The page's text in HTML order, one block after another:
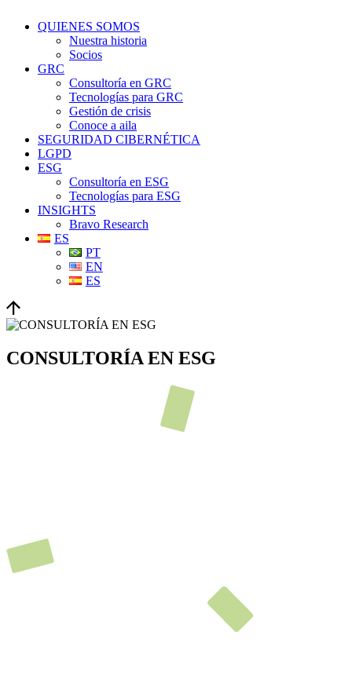
QUIENES SOMOS
Nuestra historia
Socios
GRC
Consultoría en GRC
Tecnologías para GRC
Gestión de crisis
Conoce a aila
SEGURIDAD CIBERNÉTICA
LGPD
ESG
Consultoría en ESG
Tecnologías para ESG
INSIGHTS
Bravo Research
ES
PT
EN
ES
CONSULTORÍA EN ESG